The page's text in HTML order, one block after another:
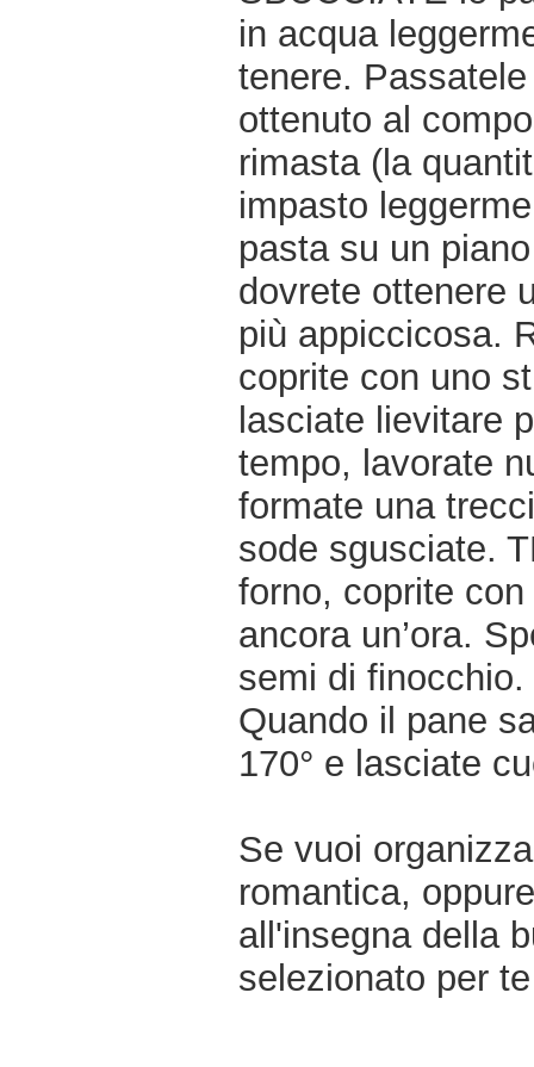
in acqua
tenere.
ottenuto al
rimasta (la
impasto
pasta su un
dovrete ottenere
più appiccicosa.
coprite con uno
lasciate lievitare
tempo, lavorate
formate una
sode sgusciate.
forno, coprite
ancora un’ora.
semi di
Quando il pane
170° e lasciate
Se vuoi
romantica,
all'insegna della
selezionato per